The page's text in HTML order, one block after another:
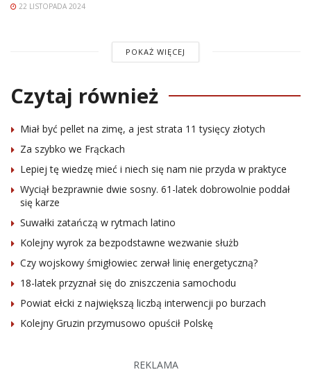
22 LISTOPADA 2024
POKAŻ WIĘCEJ
Czytaj również
Miał być pellet na zimę, a jest strata 11 tysięcy złotych
Za szybko we Frąckach
Lepiej tę wiedzę mieć i niech się nam nie przyda w praktyce
Wyciął bezprawnie dwie sosny. 61-latek dobrowolnie poddał
się karze
Suwałki zatańczą w rytmach latino
Kolejny wyrok za bezpodstawne wezwanie służb
Czy wojskowy śmigłowiec zerwał linię energetyczną?
18-latek przyznał się do zniszczenia samochodu
Powiat ełcki z największą liczbą interwencji po burzach
Kolejny Gruzin przymusowo opuścił Polskę
REKLAMA